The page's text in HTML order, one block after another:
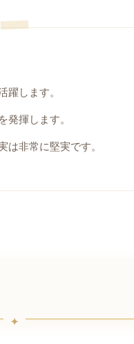
躍します。
発揮します。
は非常に堅実です。